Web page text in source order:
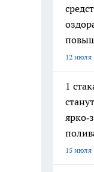
12 июля
1
15 июля